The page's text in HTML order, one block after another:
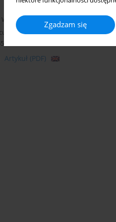
Zgadzam się
Mateusz Hämmerling Marcin
2016;15(4):369-382
ASP.FC/2016.15.4.369
Artykuł (PDF)